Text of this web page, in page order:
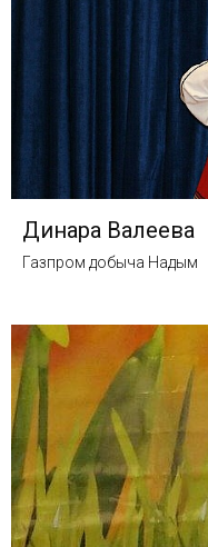
Динара Валеева
Газпром добыча Надым